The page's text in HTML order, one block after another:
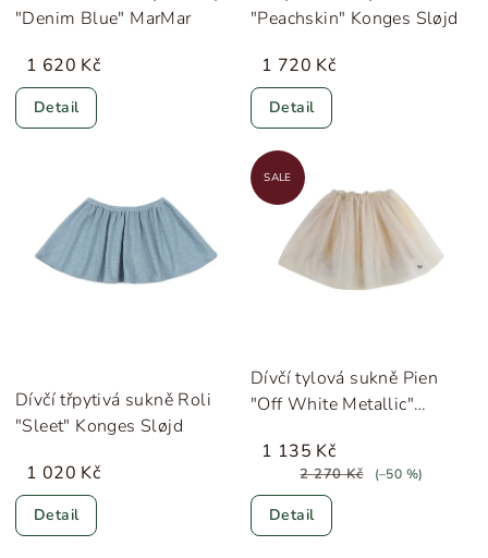
"Denim Blue" MarMar
1 620 Kč
Detail
"Peachskin" Konges Sløjd
1 720 Kč
Detail
Dívčí třpytivá sukně Roli
"Sleet" Konges Sløjd
1 020 Kč
Detail
SALE
Dívčí tylová sukně Pien
"Off White Metallic"
1 135 Kč
2 270 Kč (–50 %)
Detail